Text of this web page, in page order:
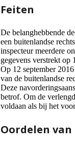
Feiten
De belanghebbende
een buitenlandse
inspecteur meerdere
gegevens verstrekt op
Op 12 september
van de buitenlandse
Deze
betrof. Om de
voldaan als bij het
Oordelen